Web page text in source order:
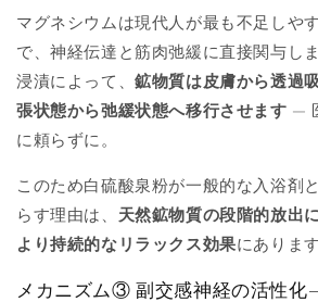
マグネシウムは現代人が最も不足しや
で、神経伝達と筋肉弛緩に直接関与し
浸漬によって、鉱物質は皮膚から透過
張状態から弛緩状態へ移行させます —
に頼らずに。
このため白硫酸泉粉が一般的な入浴剤
らす理由は、 天然鉱物質の段階的放出
より持続的なリラックス効果にあります
メカニズム③ 副交感神経の活性